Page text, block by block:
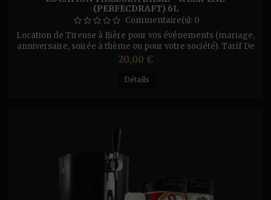
(PERFECDRAFT) 6L
Commentaire(s): 0
Location de Tireuse à Bière pour vos événements (mariage,
anniversaire, soirée à thème ou pour votre société). Tarif De
La Location : (Par Jour) - Pour la tireuse Perfecdraft (fût
de 6L) - 10€/Jour ou 20 € le Weekend. - Tireuse à Sec 1
Bec (sans Co²) Pratiquement on branche la prise électrique
Prix
20,00 €
Détails